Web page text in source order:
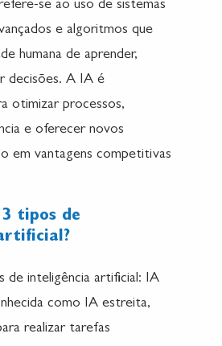
se ao uso de sistemas
e algoritmos que
humana de aprender,
decisões. A IA é
otimizar processos,
e oferecer novos
em vantagens competitivas
3 tipos de
de inteligência artificial: IA
como IA estreita,
realizar tarefas